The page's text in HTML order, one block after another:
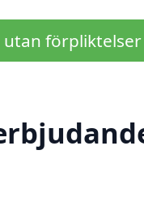
utan förpliktelser